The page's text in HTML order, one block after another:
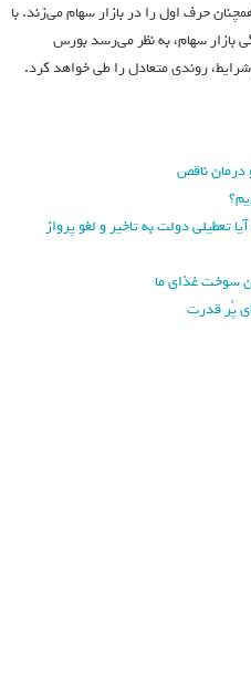
حرف اول را در بازار سهام می‌زند. با
بازار سهام، به نظر می‌رسد بورس
روندی متعادل را طی خواهد کرد.
درمان ناقص
تعطیلی دولت به تاخیر و لغو پرواز
سوخت غذای ما
پُر قدرت